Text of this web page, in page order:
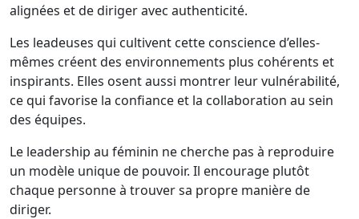
alignées et de diriger avec authenticité.
Les leadeuses qui cultivent cette conscience d’elles-
mêmes créent des environnements plus cohérents et
inspirants. Elles osent aussi montrer leur vulnérabilité,
ce qui favorise la confiance et la collaboration au sein
des équipes.
Le leadership au féminin ne cherche pas à reproduire
un modèle unique de pouvoir. Il encourage plutôt
chaque personne à trouver sa propre manière de
diriger.